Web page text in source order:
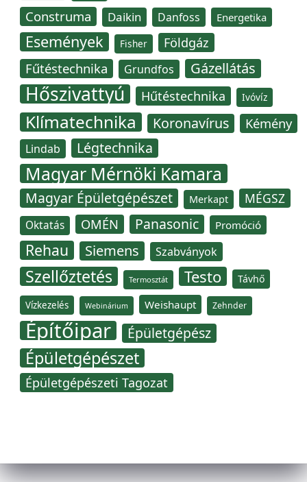
Construma Daikin Danfoss Energetika
Események Fisher Földgáz
Fűtéstechnika Grundfos Gázellátás
Hőszivattyú Hűtéstechnika Ivóvíz
Klímatechnika Koronavírus Kémény
Lindab Légtechnika
Magyar Mérnöki Kamara
Magyar Épületgépészet Merkapt MÉGSZ
Oktatás OMÉN Panasonic Promóció
Rehau Siemens Szabványok
Szellőztetés Termosztát Testo Távhő
Vízkezelés Webinárium Weishaupt Zehnder
Építőipar Épületgépész
Épületgépészet
Épületgépészeti Tagozat